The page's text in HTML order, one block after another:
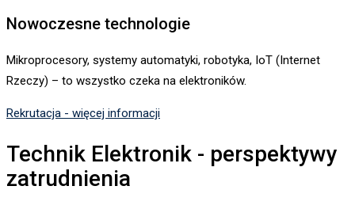
Nowoczesne technologie
Mikroprocesory, systemy automatyki, robotyka, IoT (Internet
Rzeczy) – to wszystko czeka na elektroników.
Rekrutacja - więcej informacji
Technik Elektronik - perspektywy
zatrudnienia